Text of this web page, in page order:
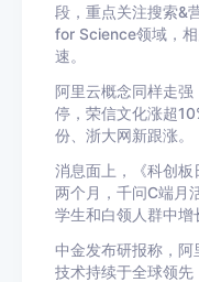
段，重点关注搜索&
for Science领域，
速。
阿里云概念同样走
停，荣信文化涨超
份、浙大网新跟涨。
消息面上，《科创
两个月，千问C端月
学生和白领人群中增
中金发布研报称，阿
技术持续于全球领先